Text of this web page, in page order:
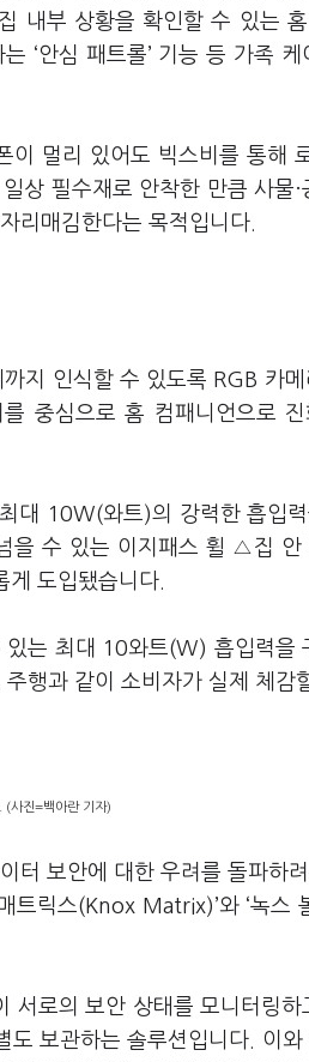
내부 상황을 확인할 수 있는
‘안심 패트롤’ 기능 등 가족 케
멀리 있어도 빅스비를 통해
상 필수재로 안착한 만큼 사물·
리매김한다는 목적입니다.
지 인식할 수 있도록 RGB 카메
중심으로 홈 컴패니언으로
대 10W(와트)의 강력한 흡입
수 있는 이지패스 휠 △집 안
도입됐습니다.
는 최대 10와트(W) 흡입력을
행과 같이 소비자가 실제 체감
(사진=백아란 기자)
터 보안에 대한 우려를 돌파하
트릭스(Knox Matrix)’와 ‘녹스
서로의 보안 상태를 모니터링하
보관하는 솔루션입니다. 이와